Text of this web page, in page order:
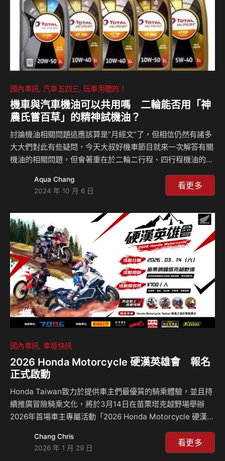
國內車訊 汽車五四三 玩車用聽的！
機車與汽車機油可以共用嗎 二輪能否用「神
農氏嘗百草」的精神試機油？
討論機油相關問題這應該算是”月經文”了，但相信仍然有諸多
大大們對此有些疑問，今天大叔好機車節目就來一次解答有關
機油的相關問題，但會著重在於二輪二行程、四行程機油的討
車使用剩下的機油，這樣的舉動是OK的嗎？檔車用的機油和
速克達不同？另外，如果自家二輪想用「神農氏嘗百草」的精
些問題！ 相關新聞：
Aqua Chang
2024 年 10 月 6 日
看更多
國內車訊 車壇快訊
2026 Honda Motorcycle 硬漢英雄會 報名
正式啟動
Honda Taiwan致力於提供車主們最優質的騎乘體驗，並且持
續推廣冒險騎乘文化，將於3月14日在苗栗塔克越野場舉辦
2026年首場車主專屬活動「2026 Honda Motorcycle 硬漢英
於即日起開放報名，活動結合越野關卡體驗、林道騎乘、專業
騎乘技巧分享與豐盛的餐飲，全新2026年式Africa Twin ES
Chang Chris
2026 年 1 月 29 日
看更多